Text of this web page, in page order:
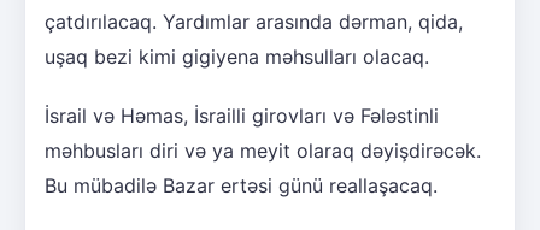
çatdırılacaq. Yardımlar arasında dərman, qida,
uşaq bezi kimi gigiyena məhsulları olacaq.
İsrail və Həmas, İsrailli girovları və Fələstinli
məhbusları diri və ya meyit olaraq dəyişdirəcək.
Bu mübadilə Bazar ertəsi günü reallaşacaq.